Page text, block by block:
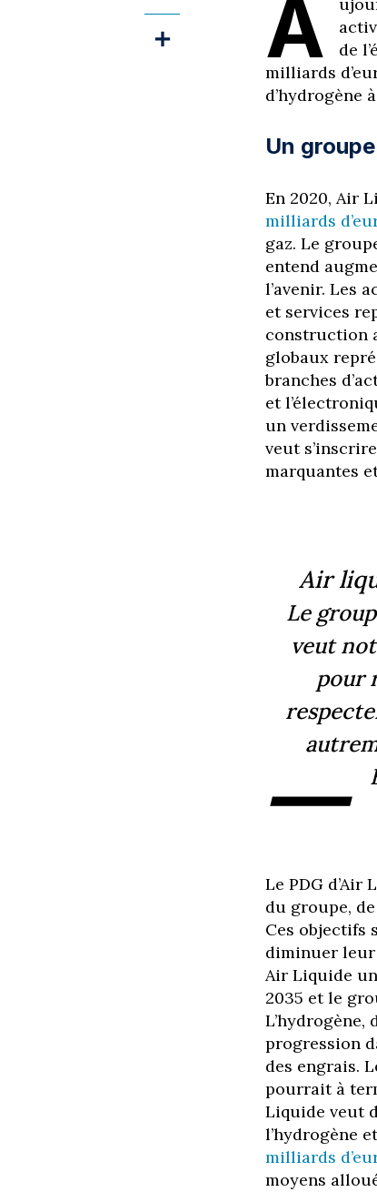
A
de
milliards
d’hydrogène
Un
En 2020, Air
milliards
gaz. Le
entend
l’avenir. Les
et services
construction
globaux
branches
et
un
veut
marquantes
Air
Le
veut
pour
—
Le PDG
du groupe,
Ces objectifs
diminuer leur
Air Liquide
2035 et le
progression
des engrais.
pourrait à
Liquide veut
l’hydrogène
milliards
moyens